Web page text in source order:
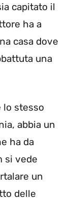
capitato il
ha a
casa dove
una
lo stesso
abbia un
ha da
si vede
un
delle